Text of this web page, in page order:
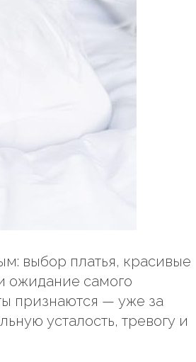
выбор платья, красивые
ожидание самого
признаются — уже за
усталость, тревогу и